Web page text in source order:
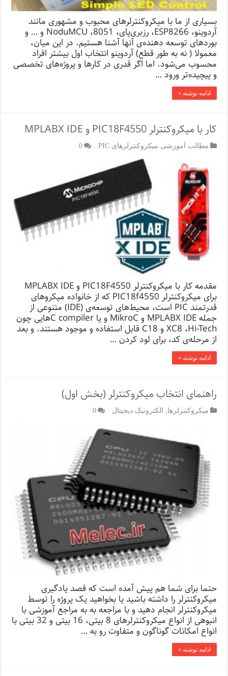
بسیاری از ما با میکروکنترلرهای محبوب و مشهوری مانند
آردوینو، ESP8266، رزبری‌پای، NoduMCU ،8051 و … و
بوردهای توسعه دهنده‌ی آنها آشنا هستیم. در این میان،
معمولا ( نه به طور قطع) آردوینو انتخاب اول بیشتر افراد
محسوب می‌شود. اما اگر قدری در کارها و پروژه‌ه‍ای تخصصی
و پیچیده‌تر ورود …
ادامه نوشته »
کار با میکروکنترلر PIC18F4550 و MPLABX IDE
مطالب آموزشی میکروکنترلرهای PIC 0
مقدمه کار با میکروکنترلر PIC18F4550 و MPLABX IDE
برای میکروکنترلر PIC18f4550 که از خانواده میکروهای
قدرتمند PIC است، محیط‌های توسعه‌ی‌ (IDE) متنوعی از
جمله MPLABX IDE و MikroC و یا C compilerهایی چون
XC8 ،Hi-Tech و C18 قابل استفاده و موجود هستند. و بعد
از مرحله‌ی کد، برای لود کردن …
ادامه نوشته »
راهنمای انتخاب میکروکنترلر (بخش اول)
میکروکنترلرها الکترونیک دیجیتال 0
حتما برای شما هم پیش آمده است که قصد یادگیری
میکروکنترلر را داشته باشید یا بخواهید یک پروژه را توسط
میکروکنترلر انجام دهید و با مراجعه به به مراجع آموزشی با
انبوهی از انواع میکروکنترلرهای 8 بیتی، 16 بیتی و 32 بیتی با
انواع امکانات گوناگون و متفاوت رو به …
ادامه نوشته »